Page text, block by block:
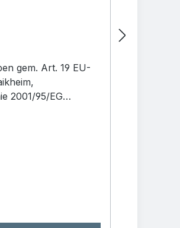
gem. Art. 19 EU-
2001/95/EG
in Ihrer Nähe.